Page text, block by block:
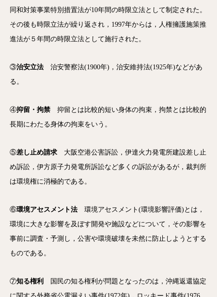
同和対策事業特別措置法が10年間の時限立法として制定された。
その後も時限立法が繰り返され，1997年からは，人権擁護施策推
進法が５年間の時限立法として施行された。
③治安立法 治安警察法(1900年)，治安維持法(1925年)などがあ
る。
④抑留・拘禁 抑留とは比較的短い身体の拘束，拘禁とは比較的
長期にわたる身体の拘束をいう。
⑤差し止め請求 大阪空港公害訴訟，伊達火力発電所建設差し止
め訴訟，伊方原子力発電所訴訟など多くの訴訟があるが，裁判所
は環境権に消極的である。
⑥環境アセスメント法 環境アセスメント(環境影響評価)とは，
環境に大きな影響を及ぼす開発や施設などについて，その影響を
事前に調査・予測し，公害や環境破壊を未然に防止しようとする
ものである。
⑦知る権利
国民の知る権利が問題となったのは，沖縄返還協定